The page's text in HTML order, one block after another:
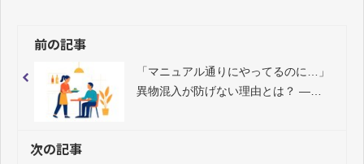
前の記事
「マニュアル通りにやってるのに…」
異物混入が防げない理由とは？ ――
次の記事